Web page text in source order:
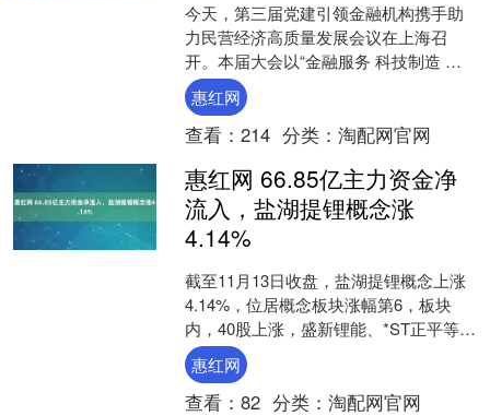
今天，第三届党建引领金融机构携手助
力民营经济高质量发展会议在上海召
开。本届大会以“金融服务 科技制造 共
创未来”为主题，汇聚金融活水，赋....
惠红网
查看： 214 分类： 淘配网官网
惠红网 66.85亿主力资金净
流入，盐湖提锂概念涨
4.14%
截至11月13日收盘，盐湖提锂概念上涨
4.14%，位居概念板块涨幅第6，板块
内，40股上涨，盛新锂能、*ST正平等涨
停，富临精工、天齐锂业、新化股份等
涨幅居前，....
惠红网
查看： 82 分类： 淘配网官网